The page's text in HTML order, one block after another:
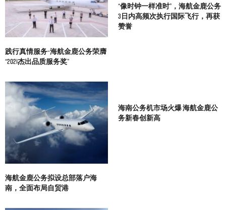
践行真情服务–海航金鹿公务荣膺
“2021杰出品质服务奖”
“像时钟一样准时”，海航金鹿公务
3日内高频次执行国际飞行，再获
赞誉
海航金鹿公务拟设总部落户海
南，全面布局自贸港
海南公务机市场火爆 海航金鹿公
务新春创新高